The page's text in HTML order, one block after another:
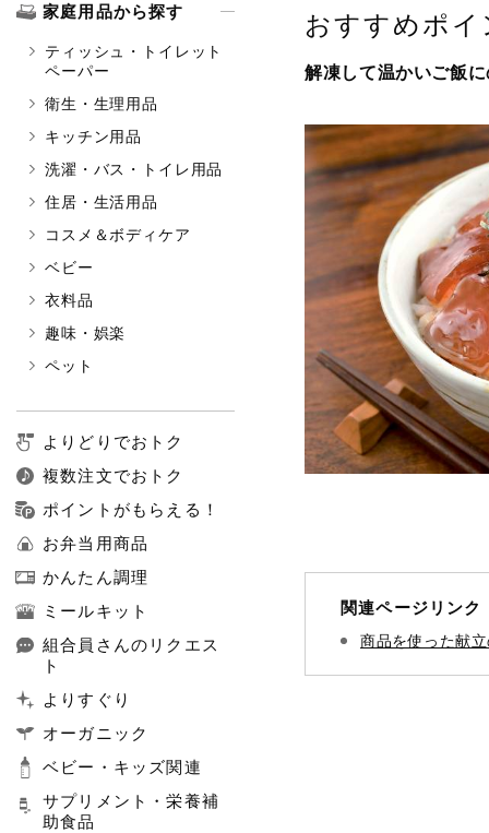
家庭用品から探す
ティッシュ・トイレット
ペーパー
衛生・生理用品
キッチン用品
洗濯・バス・トイレ用品
住居・生活用品
コスメ＆ボディケア
ベビー
衣料品
趣味・娯楽
ペット
よりどりでおトク
複数注文でおトク
ポイントがもらえる！
お弁当用商品
かんたん調理
ミールキット
組合員さんのリクエス
ト
よりすぐり
オーガニック
ベビー・キッズ関連
サプリメント・栄養補
助食品
おすすめポイ
解凍して温かいご飯
関連ページリンク
商品を使った献